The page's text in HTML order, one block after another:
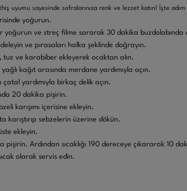
uyumu sayesinde sofralarınıza renk ve lezzet katın! İşte
yoğurun.
yoğurun ve streç filme sararak 30 dakika buzdolabında
ve pırasaları halka şeklinde doğrayın.
tuz ve karabiber ekleyerek ocaktan alın.
kağıt arasında merdane yardımıyla açın.
çatal yardımıyla birkaç delik açın.
20 dakika pişirin.
karışımı içerisine ekleyin.
sebzelerin üzerine dökün.
ekleyin.
pişirin. Ardından sıcaklığı 190 dereceye çıkararak 10
olarak servis edin.